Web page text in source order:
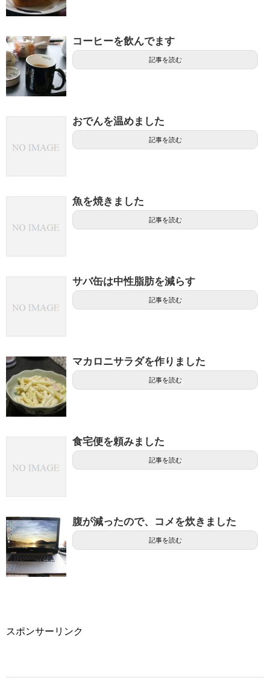
コーヒーを飲んでます
記事を読む
おでんを温めました
記事を読む
魚を焼きました
記事を読む
サバ缶は中性脂肪を減らす
記事を読む
マカロニサラダを作りました
記事を読む
食宅便を頼みました
記事を読む
腹が減ったので、コメを炊きました
記事を読む
スポンサーリンク